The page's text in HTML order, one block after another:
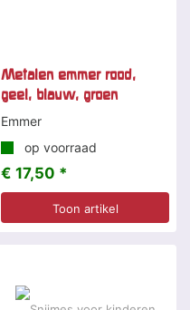
Metalen emmer rood,
geel, blauw, groen
Emmer
op voorraad
€ 17,50 *
Toon artikel